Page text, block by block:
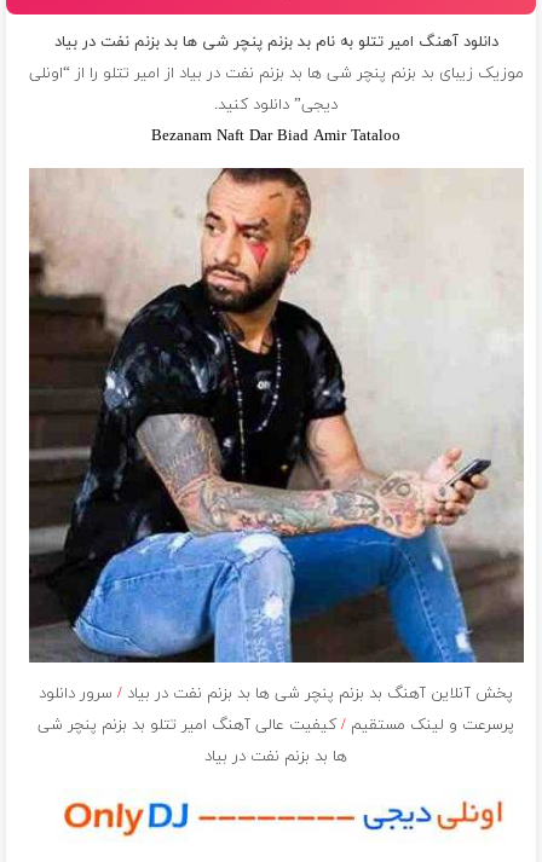
دانلود آهنگ امیر تتلو به نام بد بزنم پنچر شی ها بد بزنم نفت در بیاد
موزیک زیبای بد بزنم پنچر شی ها بد بزنم نفت در بیاد از امیر تتلو را از “اونلی
دیجی” دانلود کنید.
Bezanam Naft Dar Biad Amir Tataloo
پخش آنلاین آهنگ بد بزنم پنچر شی ها بد بزنم نفت در بیاد /سرور دانلود
پرسرعت و لینک مستقیم /کیفیت عالی آهنگ امیر تتلو بد بزنم پنچر شی
ها بد بزنم نفت در بیاد